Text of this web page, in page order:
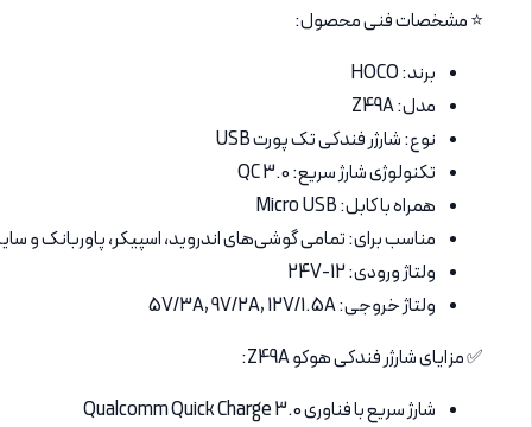
⭐ مشخصات فنی محصول:
برند: HOCO
مدل: Z49A
نوع: شارژر فندکی تک پورت USB
تکنولوژی شارژ سریع: QC 3.0
همراه با کابل: Micro USB
مناسب برای: تمامی گوشی‌های اندروید، اسپیکر، پاوربانک و
ولتاژ ورودی: 12-24V
ولتاژ خروجی: 5V/3A, 9V/2A, 12V/1.5A
✅ مزایای شارژر فندکی هوکو Z49A:
شارژ سریع با فناوری Qualcomm Quick Charge 3.0